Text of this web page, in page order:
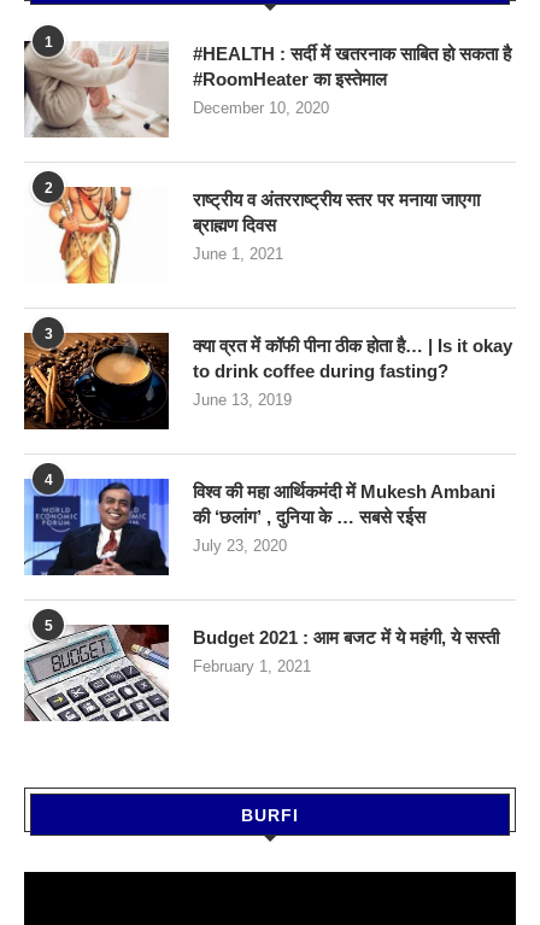
1
#HEALTH : सर्दी में खतरनाक साबित हो सकता है
#RoomHeater का इस्तेमाल
December 10, 2020
2
राष्ट्रीय व अंतरराष्ट्रीय स्तर पर मनाया जाएगा
ब्राह्मण दिवस
June 1, 2021
3
क्या व्रत में कॉफी पीना ठीक होता है… | Is it okay
to drink coffee during fasting?
June 13, 2019
4
विश्व की महा आर्थिकमंदी में Mukesh Ambani
की ‘छलांग’ , दुनिया के … सबसे रईस
July 23, 2020
5
Budget 2021 : आम बजट में ये महंगी, ये सस्‍ती
February 1, 2021
BURFI